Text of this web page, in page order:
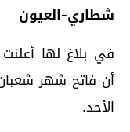
شطاري-العيون
في بلاغ لها
الأحد.